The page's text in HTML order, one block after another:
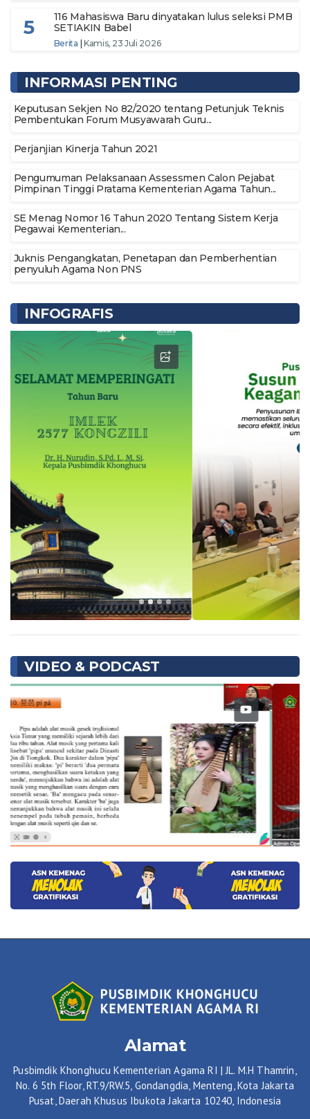
5
116 Mahasiswa Baru dinyatakan lulus seleksi PMB
SETIAKIN Babel
Berita Kamis, 23 Juli 2026
INFORMASI PENTING
Keputusan Sekjen No 82/2020 tentang Petunjuk Teknis
Pembentukan Forum Musyawarah Guru...
Perjanjian Kinerja Tahun 2021
Pengumuman Pelaksanaan Assessmen Calon Pejabat
Pimpinan Tinggi Pratama Kementerian Agama Tahun...
SE Menag Nomor 16 Tahun 2020 Tentang Sistem Kerja
Pegawai Kementerian...
Juknis Pengangkatan, Penetapan dan Pemberhentian
penyuluh Agama Non PNS
INFOGRAFIS
VIDEO & PODCAST
Alamat
Pusbimdik Khonghucu Kementerian Agama RI | JL. M.H Thamrin,
No. 6 5th Floor, RT.9/RW.5, Gondangdia, Menteng, Kota Jakarta
Pusat, Daerah Khusus Ibukota Jakarta 10240, Indonesia